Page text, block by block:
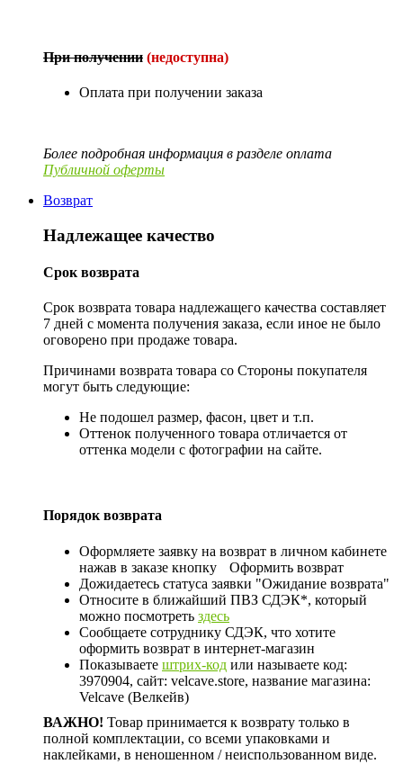
При получении (недоступна)
Оплата при получении заказа
Более подробная информация в разделе оплата
Публичной оферты
Возврат
Надлежащее качество
Срок возврата
Срок возврата товара надлежащего качества составляет
7 дней с момента получения заказа, если иное не было
оговорено при продаже товара.
Причинами возврата товара со Стороны покупателя
могут быть следующие:
Не подошел размер, фасон, цвет и т.п.
Оттенок полученного товара отличается от
оттенка модели с фотографии на сайте.
Порядок возврата
Оформляете заявку на возврат в личном кабинете
нажав в заказе кнопку
Оформить возврат
Дожидаетесь статуса заявки "Ожидание возврата"
Относите в ближайший ПВЗ СДЭК*, который
можно посмотреть здесь
Сообщаете сотруднику СДЭК, что хотите
оформить возврат в интернет-магазин
Показываете штрих-код или называете код:
3970904, сайт: velcave.store, название магазина:
Velcave (Велкейв)
ВАЖНО! Товар принимается к возврату только в
полной комплектации, со всеми упаковками и
наклейками, в неношенном / неиспользованном виде.